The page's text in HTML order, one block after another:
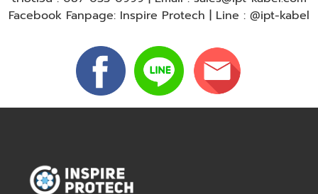
Facebook Fanpage: Inspire Protech | Line : @ipt-kabel